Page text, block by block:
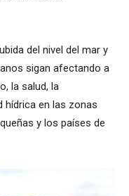
del nivel del mar y
sigan afectando a
la salud, la
hídrica en las zonas
y los países de